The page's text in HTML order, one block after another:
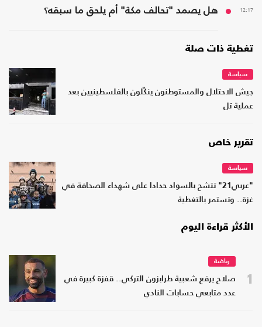
12:17 هل يصمد "تحالف مكة" أم يلحق ما سبقه؟
تغطية ذات صلة
سياسة
جيش الاحتلال والمستوطنون ينكّلون بالفلسطينيين بعد
عملية تل
تقرير خاص
سياسة
"عربي21" تتشح بالسواد حدادا على شهداء الصحافة في
غزة.. وتستمر بالتغطية
الأكثر قراءة اليوم
1
رياضة
صلاح يرفع شعبية طرابزون التركي.. قفزة كبيرة في
عدد متابعي حسابات النادي